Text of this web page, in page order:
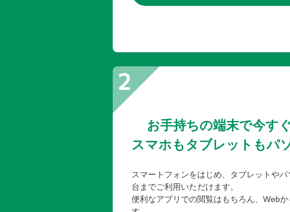
お手持ちの端末で今す
スマホもタブレットもパ
スマートフォンをはじめ、タブレットや
台までご利用いただけます。
便利なアプリでの閲覧はもちろん、Web